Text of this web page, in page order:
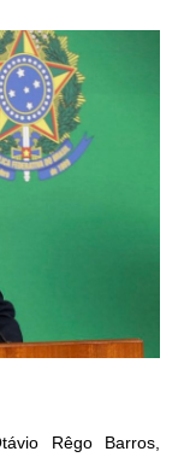
Rêgo Barros,